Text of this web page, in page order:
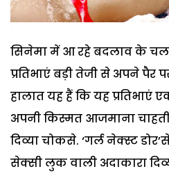
सिनेमा में आ रहे बदलाव के
प्रतिभाएं बड़ी तेजी से अपने पैर
हालात यह हैं कि यह प्रतिभाएं
अपनी किस्मत आजमाना
दिव्या चोकसे. ‘गर्ल नेक्स्ट
सेक्सी लुक वाली अदाकारा